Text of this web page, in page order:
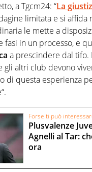
a Tgcm24: “La
limitata e si affida
le mette a
fasi in un processo, e
a prescindere dal tifo.
gli altri club devono
di questa esperienza
Forse ti può
Plusvalenze
Agnelli al Tar:
ora